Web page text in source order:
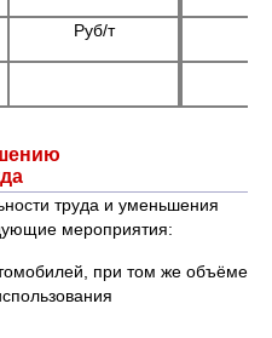
Руб/т
труда и уменьшения
мероприятия:
при том же объёме